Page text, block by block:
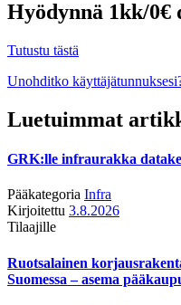
Hyödynnä 1kk/0€
Tutustu tästä
Unohditko
Luetuimmat
GRK:lle infraurakka
Pääkategoria Infra
Kirjoitettu 3.8.2026
Tilaajille
Ruotsalainen
Suomessa – asema